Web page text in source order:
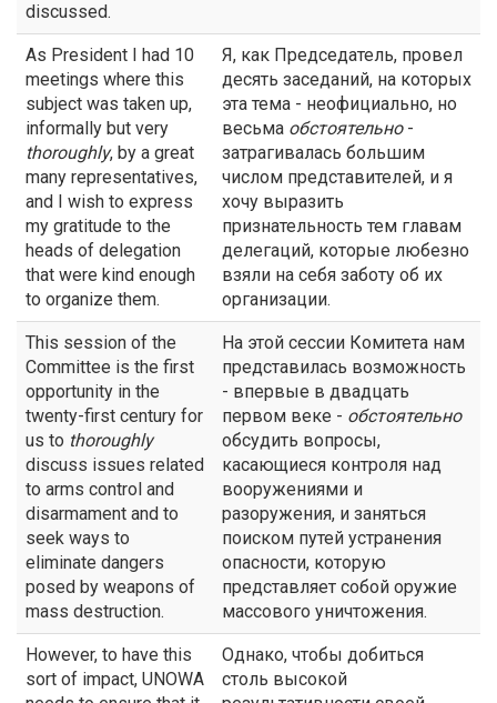
discussed.
As President I had 10
meetings where this
subject was taken up,
informally but very
thoroughly, by a great
many representatives,
and I wish to express
my gratitude to the
heads of delegation
that were kind enough
to organize them.
Я, как Председатель, провел
десять заседаний, на которых
эта тема - неофициально, но
весьма обстоятельно-
затрагивалась большим
числом представителей, и я
хочу выразить
признательность тем главам
делегаций, которые любезно
взяли на себя заботу об их
организации.
This session of the
Committee is the first
opportunity in the
twenty-first century for
us to thoroughly
discuss issues related
to arms control and
disarmament and to
seek ways to
eliminate dangers
posed by weapons of
mass destruction.
На этой сессии Комитета нам
представилась возможность
- впервые в двадцать
первом веке - обстоятельно
обсудить вопросы,
касающиеся контроля над
вооружениями и
разоружения, и заняться
поиском путей устранения
опасности, которую
представляет собой оружие
массового уничтожения.
However, to have this
sort of impact, UNOWA
Однако, чтобы добиться
столь высокой